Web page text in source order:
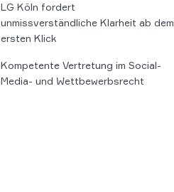
LG Köln fordert
unmissverständliche Klarheit ab dem
ersten Klick
Kompetente Vertretung im Social-
Media- und Wettbewerbsrecht